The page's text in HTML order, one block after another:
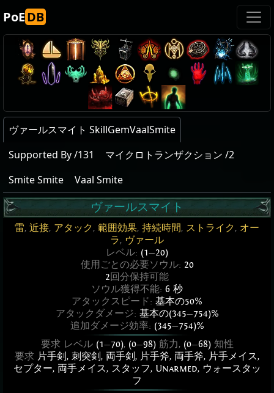
PoEDB
ヴァールスマイト SkillGemVaalSmite
Supported By /131
マイクロトランザクション /2
Smite Smite
Vaal Smite
ヴァールスマイト
雷, 近接, アタック, 範囲効果, 持続時間, ストライク, オー
ラ, ヴァール
レベル: (1—20)
使用ごとの必要ソウル: 20
2回分保持可能
ソウル獲得不能: 6 秒
アタックスピード: 基本の50%
アタックダメージ: 基本の(345—754)%
追加ダメージ効率: (345—754)%
要求 レベル (1—70), (0—98)筋力, (0—68)知性
要求 片手剣 , 刺突剣 , 両手剣 , 片手斧, 両手斧, 片手メイス,
セプター, 両手メイス, スタッフ, Unarmed, ウォースタッ
フ